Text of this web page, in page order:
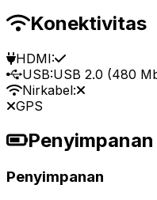
Konektivitas
HDMI:
USB:USB 2.0 (480
Nirkabel:
GPS
Penyimpanan